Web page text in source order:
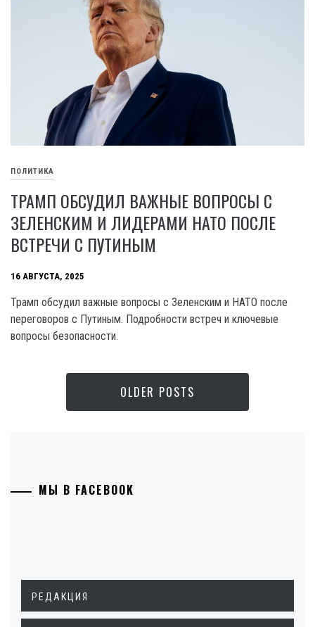
ПОЛИТИКА
ТРАМП ОБСУДИЛ ВАЖНЫЕ ВОПРОСЫ С
ЗЕЛЕНСКИМ И ЛИДЕРАМИ НАТО ПОСЛЕ
ВСТРЕЧИ С ПУТИНЫМ
16 АВГУСТА, 2025
Трамп обсудил важные вопросы с Зеленским и НАТО после
переговоров с Путиным. Подробности встреч и ключевые
вопросы безопасности.
OLDER POSTS
МЫ В FACEBOOK
РЕДАКЦИЯ